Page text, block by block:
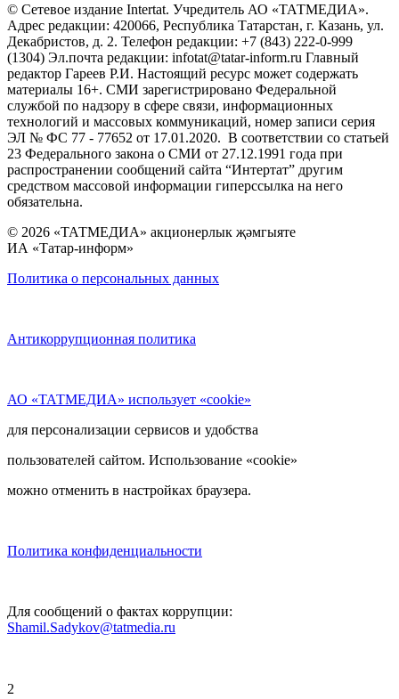
© Сетевое издание Intertat. Учредитель АО «ТАТМЕДИА».
Адрес редакции: 420066, Республика Татарстан, г. Казань, ул.
Декабристов, д. 2. Телефон редакции: +7 (843) 222-0-999
(1304) Эл.почта редакции: infotat@tatar-inform.ru Главный
редактор Гареев Р.И. Настоящий ресурс может содержать
материалы 16+. СМИ зарегистрировано Федеральной
службой по надзору в сфере связи, информационных
технологий и массовых коммуникаций, номер записи серия
ЭЛ № ФС 77 - 77652 от 17.01.2020. В соответствии со статьей
23 Федерального закона о СМИ от 27.12.1991 года при
распространении сообщений сайта “Интертат” другим
средством массовой информации гиперссылка на него
обязательна.
© 2026 «ТАТМЕДИА» акционерлык җәмгыяте
ИА «Татар-информ»
Политика о персональных данных
Антикоррупционная политика
АО «ТАТМЕДИА» использует «cookie»
для персонализации сервисов и удобства
пользователей сайтом. Использование «cookie»
можно отменить в настройках браузера.
Политика конфиденциальности
Для сообщений о фактах коррупции:
Shamil.Sadykov@tatmedia.ru
2